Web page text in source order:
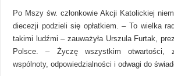
Po Mszy św. członkowie Akcji Katolickiej
diecezji podzieli się opłatkiem. – To wielka
takimi ludźmi – zauważyła Urszula Furtak,
Polsce. – Życzę wszystkim otwartości,
wspólnoty, odpowiedzialności i odwagi do